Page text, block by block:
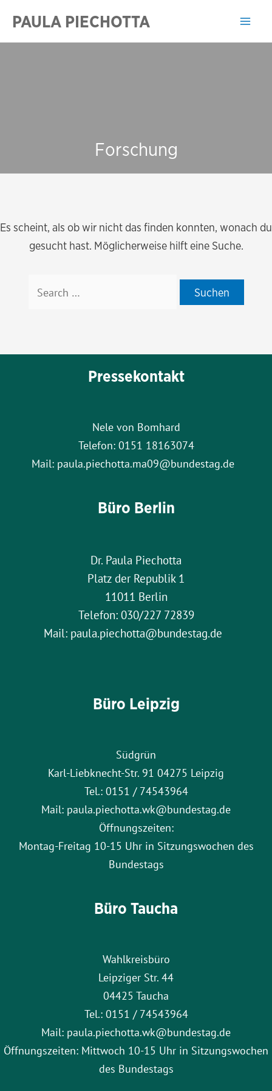
Inhalt
springen
PAULA PIECHOTTA
Forschung
Es scheint, als ob wir nicht das finden konnten, wonach du
gesucht hast. Möglicherweise hilft eine Suche.
nach:
Pressekontakt
Nele von Bomhard
Telefon: 0151 18163074
Mail: paula.piechotta.ma09@bundestag.de
Büro Berlin
Dr. Paula Piechotta
Platz der Republik 1
11011 Berlin
Telefon: 030/227 72839
Mail: paula.piechotta@bundestag.de
Büro Leipzig
Südgrün
Karl-Liebknecht-Str. 91 04275 Leipzig
Tel.: 0151 / 74543964
Mail: paula.piechotta.wk@bundestag.de
Öffnungszeiten:
Montag-Freitag 10-15 Uhr in Sitzungswochen des
Bundestags
Büro Taucha
Wahlkreisbüro
Leipziger Str. 44
04425 Taucha
Tel.: 0151 / 74543964
Mail: paula.piechotta.wk@bundestag.de
Öffnungszeiten: Mittwoch 10-15 Uhr in Sitzungswochen
des Bundestags